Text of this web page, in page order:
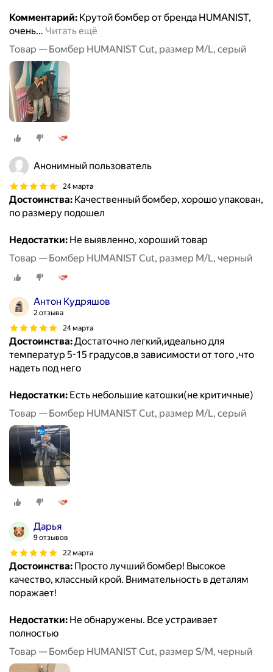
Комментарий: Крутой бомбер от бренда HUMANIST,
очень… Читать ещё
Товар — Бомбер HUMANIST Cut, размер M/L, серый
Анонимный пользователь
24 марта
Достоинства: Качественный бомбер, хорошо упакован,
по размеру подошел
Недостатки: Не выявленно, хороший товар
Товар — Бомбер HUMANIST Cut, размер M/L, черный
Антон Кудряшов
2 отзыва
24 марта
Достоинства:Достаточно легкий,идеально для
температур 5-15 градусов,в зависимости от того ,что
надеть под него
Недостатки: Есть небольшие катошки(не критичные)
Товар — Бомбер HUMANIST Cut, размер M/L, серый
Дарья
9 отзывов
22 марта
Достоинства: Просто лучший бомбер! Высокое
качество, классный крой. Внимательность в деталям
поражает!
Недостатки: Не обнаружены. Все устраивает
полностью
Товар — Бомбер HUMANIST Cut, размер S/M, черный